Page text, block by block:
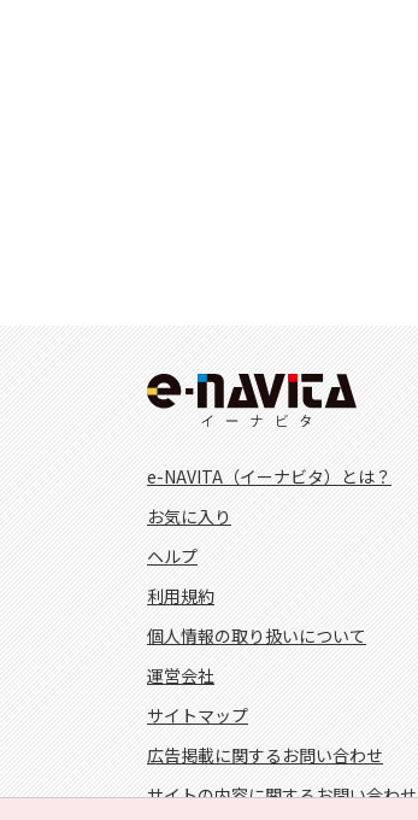
e-NAVITA（イーナビタ）とは？
お気に入り
ヘルプ
利用規約
個人情報の取り扱いについて
運営会社
サイトマップ
広告掲載に関するお問い合わせ
サイトの内容に関するお問い合わせ